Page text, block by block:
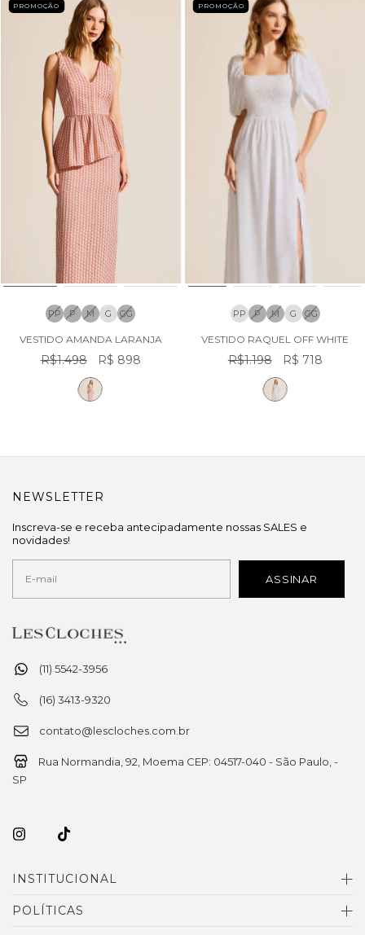
PROMOÇÃO
PP P M G GG
VESTIDO AMANDA LARANJA
R$1.498 R$ 898
PROMOÇÃO
PP P M G GG
VESTIDO RAQUEL OFF WHITE
R$1.198 R$ 718
(11) 5542-3956
(16) 3413-9320
contato@lescloches.com.br
Rua Normandia, 92, Moema CEP: 04517-040 - São Paulo, -
SP
INSTITUCIONAL
POLÍTICAS
NEWSLETTER
Inscreva-se e receba antecipadamente nossas SALES e
novidades!